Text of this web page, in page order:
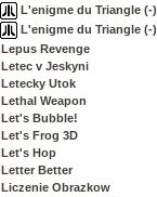
L'enigme du Triangle (-
L'enigme du Triangle (-
Lepus Revenge
Letec v Jeskyni
Letecky Utok
Lethal Weapon
Let's Bubble!
Let's Frog 3D
Let's Hop
Letter Better
Liczenie Obrazkow